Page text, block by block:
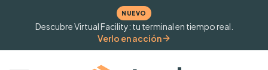
NUEVO
Descubre Virtual Facility: tu terminal en tiempo real.
Verlo en acción